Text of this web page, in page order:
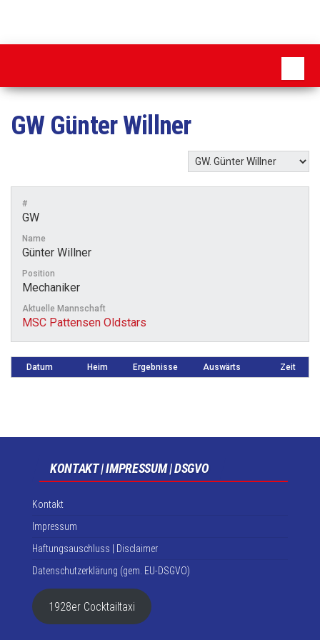
GWGünter Willner
#
GW
Name
Günter Willner
Position
Mechaniker
Aktuelle Mannschaft
MSC Pattensen Oldstars
Datum Heim Ergebnisse Auswärts Zeit
KONTAKT | IMPRESSUM | DSGVO
Kontakt
Impressum
Haftungsauschluss | Disclaimer
Datenschutzerklärung (gem. EU-DSGVO)
1928er Cocktailtaxi